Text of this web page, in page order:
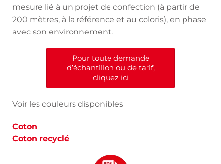
mesure lié à un projet de confection (à partir de
200 mètres, à la référence et au coloris), en phase
avec son environnement.
Pour toute demande
d’échantillon ou de tarif,
cliquez ici
Voir les couleurs disponibles
Coton
Coton recyclé